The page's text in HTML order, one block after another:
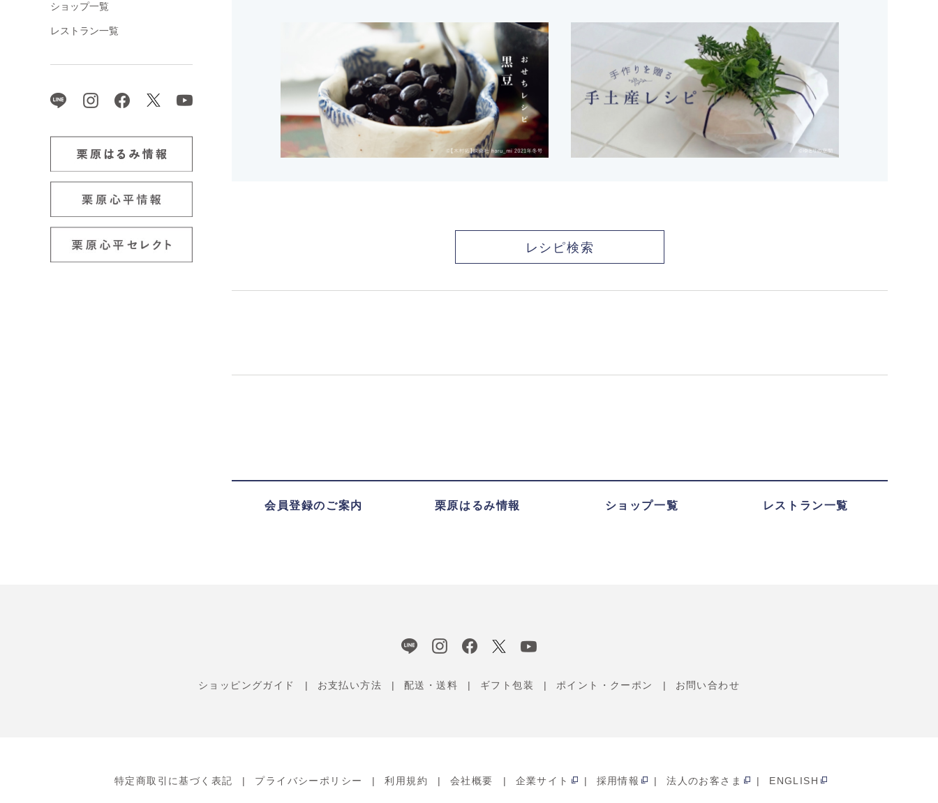
ショップ一覧
レストラン一覧
レシピ検索
会員登録のご案内 栗原はるみ情報 ショップ一覧 レストラン一覧
ショッピングガイド お支払い方法 配送・送料 ギフト包装 ポイント・クーポン お問い合わせ
特定商取引に基づく表記 プライバシーポリシー 利用規約 会社概要 企業サイト 採用情報 法人のお客さま ENGLISH